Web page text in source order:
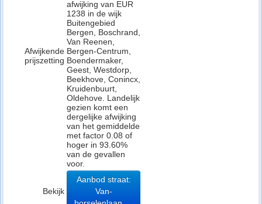
Afwijkende
prijszetting
afwijking van EUR
1238 in de wijk
Buitengebied
Bergen, Boschrand,
Van Reenen,
Bergen-Centrum,
Boendermaker,
Geest, Westdorp,
Beekhove, Conincx,
Kruidenbuurt,
Oldehove. Landelijk
gezien komt een
dergelijke afwijking
van het gemiddelde
met factor 0.08 of
hoger in 93.60%
van de gevallen
voor.
Bekijk
Aanbod straat:
Van-